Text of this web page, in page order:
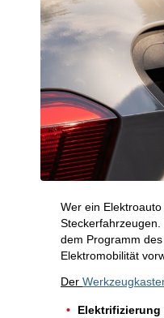
Wer ein
dem Programm
Elektromobilität
Der